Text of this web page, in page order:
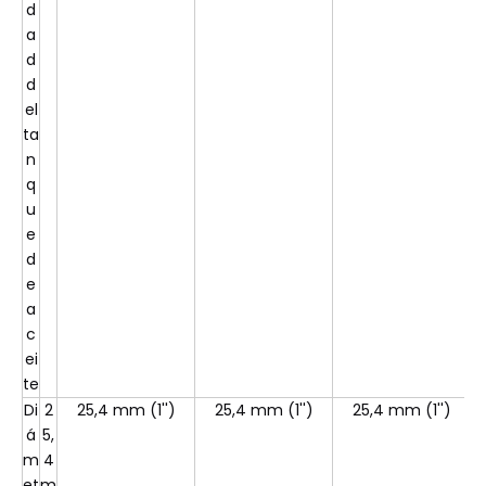
d
a
d
d
el
ta
n
q
u
e
d
e
a
c
ei
te
Di
á
m
2
5,
4
25,4 mm (1'') 25,4 mm (1'') 25,4 mm (1'')